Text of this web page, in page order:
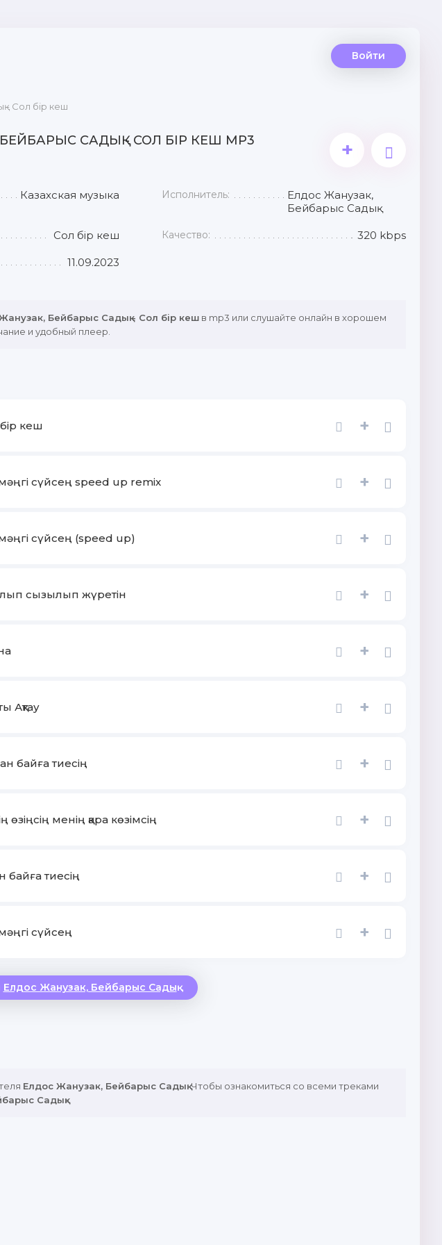
Войти
- Сол бір кеш
САДЫҚ - СОЛ БІР КЕШ MP3 +
Казахская музыка Исполнитель:
Елдос Жанузак,
Бейбарыс Садық
Сол бір кеш Качество: 320 kbps
11.09.2023
Бейбарыс Садық - Сол бір кеш в mp3 или слушайте онлайн в хорошем
и удобный плеер.
кеш +
сүйсең speed up remix +
сүйсең (speed up) +
сызылып жүретін +
+
Ақтау +
байға тиесің +
менің қара көзімсің +
тиесің +
сүйсең +
Елдос Жанузак, Бейбарыс Садық
Елдос Жанузак, Бейбарыс Садық. Чтобы ознакомиться со всеми треками
Садық».